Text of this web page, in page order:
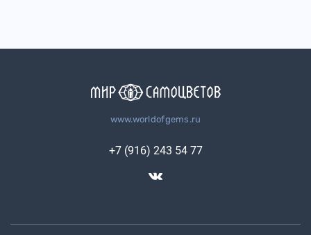
www.worldofgems.ru
+7 (916) 243 54 77